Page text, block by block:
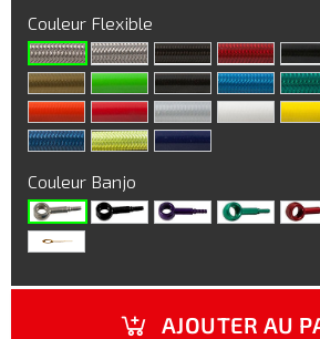
Couleur Flexible
Couleur Banjo
AJOUTER AU